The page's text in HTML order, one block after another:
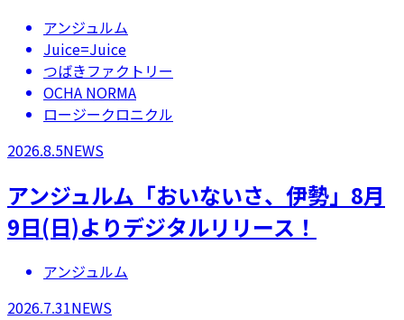
アンジュルム
Juice=Juice
つばきファクトリー
OCHA NORMA
ロージークロニクル
2026.8.5NEWS
アンジュルム「おいないさ、伊勢」8月
9日(日)よりデジタルリリース！
アンジュルム
2026.7.31NEWS